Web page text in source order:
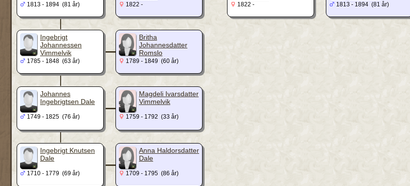
1813 - 1894 (81 år) 1822 -
|
Ingebrigt
Johannessen
Vimmelvik
1785 - 1848 (63 år)
_
Britha
Johannesdatter
Romslo
1789 - 1849 (60 år)
|
Johannes
Ingebrigtsen Dale
1749 - 1825 (76 år)
_
Magdeli Ivarsdatter
Vimmelvik
1759 - 1792 (33 år)
|
Ingebrigt Knutsen
Dale
1710 - 1779 (69 år)
_
Anna Haldorsdatter
Dale
1709 - 1795 (86 år)
1822 - 1813 - 1894 (81 år)